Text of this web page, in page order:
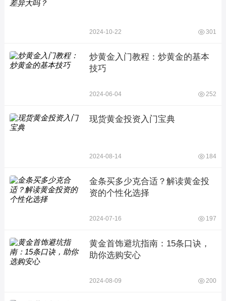
2024-10-22 301
炒黄金入门教程：炒黄金的基本
技巧
2024-06-04 252
现货黄金投资入门宝典
2024-08-14 184
金条买多少克合适？解读黄金投
资的个性化选择
2024-07-16 197
黄金首饰避坑指南：15条口诀，
助你选购安心
2024-08-09 200